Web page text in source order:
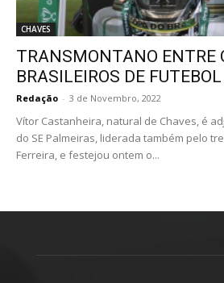
CHAVES
TRANSMONTANO ENTRE
BRASILEIROS DE FUTEBOL
Redação - 3 de Novembro, 2022
Vítor Castanheira, natural de Chaves, é
do SE Palmeiras, liderada também pelo
Ferreira, e festejou ontem o...